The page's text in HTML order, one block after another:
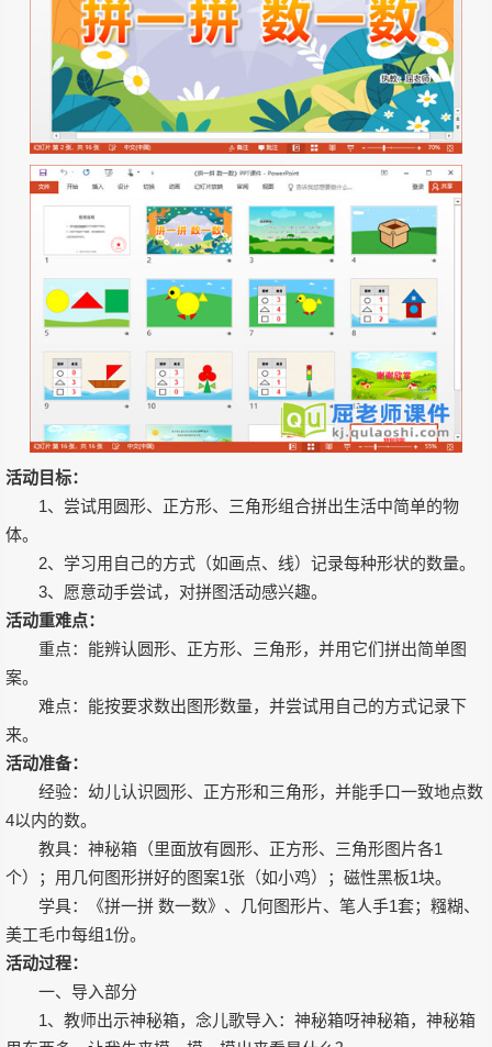
活动目标：
1、尝试用圆形、正方形、三角形组合拼出生活中简单的物
体。
2、学习用自己的方式（如画点、线）记录每种形状的数量。
3、愿意动手尝试，对拼图活动感兴趣。
活动重难点：
重点：能辨认圆形、正方形、三角形，并用它们拼出简单图
案。
难点：能按要求数出图形数量，并尝试用自己的方式记录下
来。
活动准备：
经验：幼儿认识圆形、正方形和三角形，并能手口一致地点数
4以内的数。
教具：神秘箱（里面放有圆形、正方形、三角形图片各1
个）；用几何图形拼好的图案1张（如小鸡）；磁性黑板1块。
学具：《拼一拼 数一数》、几何图形片、笔人手1套；糨糊、
美工毛巾每组1份。
活动过程：
一、导入部分
1、教师出示神秘箱，念儿歌导入：神秘箱呀神秘箱，神秘箱